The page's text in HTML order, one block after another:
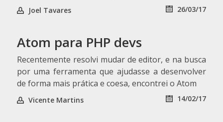
Joel Tavares 26/03/17
Atom para PHP devs
Recentemente resolvi mudar de editor, e na busca
por uma ferramenta que ajudasse a desenvolver
de forma mais prática e coesa, encontrei o Atom
Vicente Martins 14/02/17